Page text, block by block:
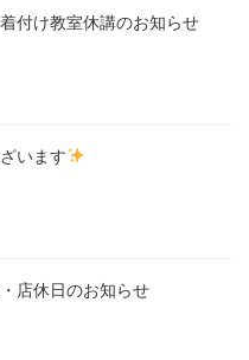
付け教室休講のお知らせ
います
店休日のお知らせ